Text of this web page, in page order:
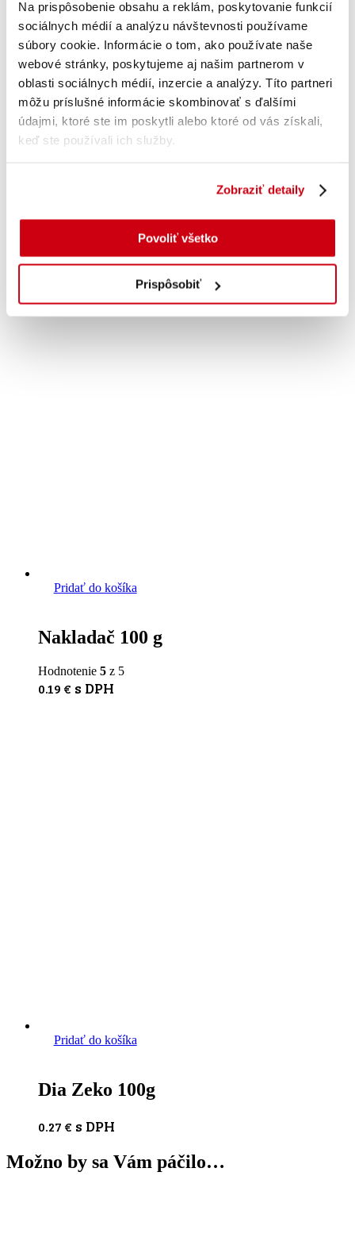
Na prispôsobenie obsahu a reklám, poskytovanie funkcií
sociálnych médií a analýzu návštevnosti používame
súbory cookie. Informácie o tom, ako používate naše
webové stránky, poskytujeme aj našim partnerom v
oblasti sociálnych médií, inzercie a analýzy. Títo partneri
môžu príslušné informácie skombinovať s ďalšími
údajmi, ktoré ste im poskytli alebo ktoré od vás získali,
keď ste používali ich služby.
Zobraziť detaily
Povoliť všetko
Prispôsobiť
Pridať do košíka
Pridať do košíka
Nakladač 100 g
Hodnotenie 5 z 5
0.19 € s DPH
Pridať do košíka
Dia Zeko 100g
0.27 € s DPH
Možno by sa Vám páčilo…